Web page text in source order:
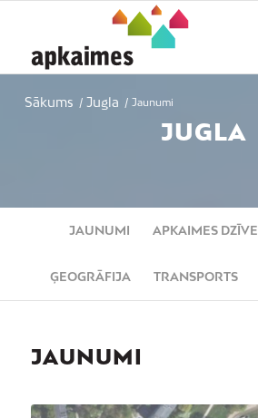
Sākums / Jugla / Jaunumi
JUGLA
JAUNUMI APKAIMES DZĪVE
ĢEOGRĀFIJA TRANSPORTS
JAUNUMI